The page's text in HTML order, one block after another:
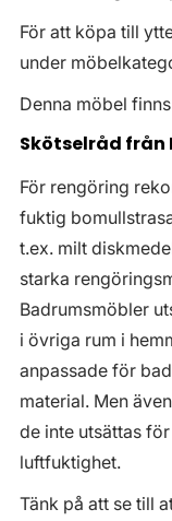
För att köpa till
under
Denna möbel
Skötselråd från
För rengöring
fuktig
t.ex. milt
starka
Badrumsmöbler
i övriga rum i
anpassade för
material. Men
de inte utsättas
luftfuktighet.
Tänk på att se till